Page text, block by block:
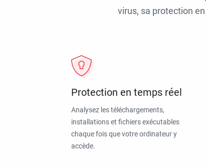
virus, sa protection
Protection en temps réel
Analysez les téléchargements,
installations et fichiers exécutables
chaque fois que votre ordinateur y
accède.